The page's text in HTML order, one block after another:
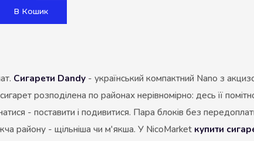
ASTRU
Military
PULL
В Кошик
Сигарети Dandy - український компактний Nano з
розподілена по районах нерівномірно: десь її
- поставити і подивитися. Пара блоків без
району - щільніша чи м'якша. У NicoMarket купити